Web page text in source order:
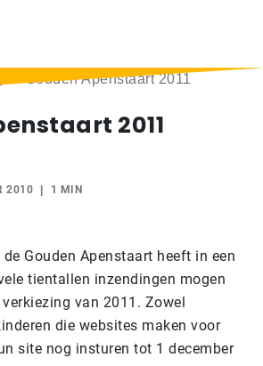
Gouden Apenstaart 2011
2011
2010 1 MIN
Gouden Apenstaart heeft in een
tientallen inzendingen mogen
van 2011. Zowel
die websites maken voor
site nog insturen tot 1 december